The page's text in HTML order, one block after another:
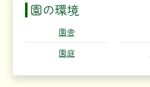
園の環境
園舎
園庭